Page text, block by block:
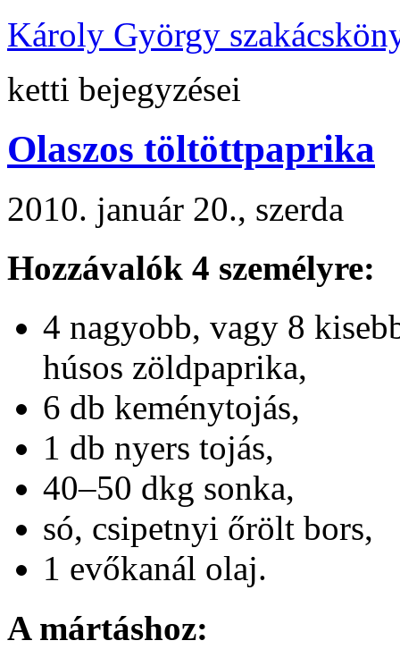
Károly György
ketti bejegyzései
Olaszos töltöttpaprika
2010. január 20., szerda
Hozzávalók 4 személyre:
4 nagyobb, vagy 8
húsos zöldpaprika,
6 db keménytojás,
1 db nyers tojás,
40–50 dkg sonka,
só, csipetnyi őrölt bors,
1 evőkanál olaj.
A mártáshoz: